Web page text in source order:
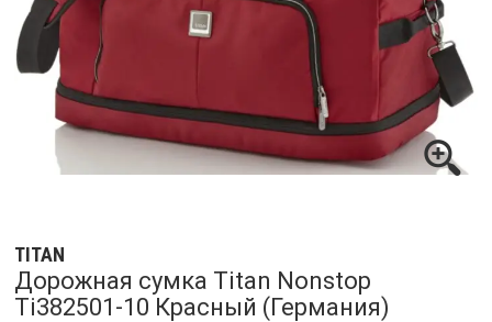
TITAN
Дорожная сумка Titan Nonstop
Ti382501-10 Красный (Германия)